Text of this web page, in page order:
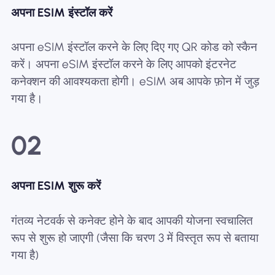
अपना ESIM इंस्टॉल करें
अपना eSIM इंस्टॉल करने के लिए दिए गए QR कोड को स्कैन
करें। अपना eSIM इंस्टॉल करने के लिए आपको इंटरनेट
कनेक्शन की आवश्यकता होगी। eSIM अब आपके फ़ोन में जुड़
गया है।
02
अपना ESIM शुरू करें
गंतव्य नेटवर्क से कनेक्ट होने के बाद आपकी योजना स्वचालित
रूप से शुरू हो जाएगी (जैसा कि चरण 3 में विस्तृत रूप से बताया
गया है)